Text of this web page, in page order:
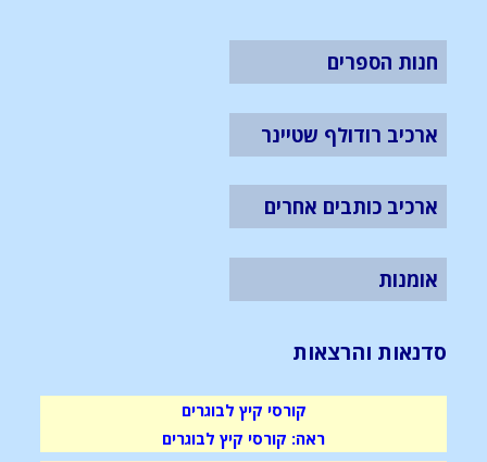
חנות הספרים
ארכיב רודולף שטיינר
ארכיב כותבים אחרים
אומנות
סדנאות והרצאות
קורסי קיץ לבוגרים
ראה: קורסי קיץ לבוגרים